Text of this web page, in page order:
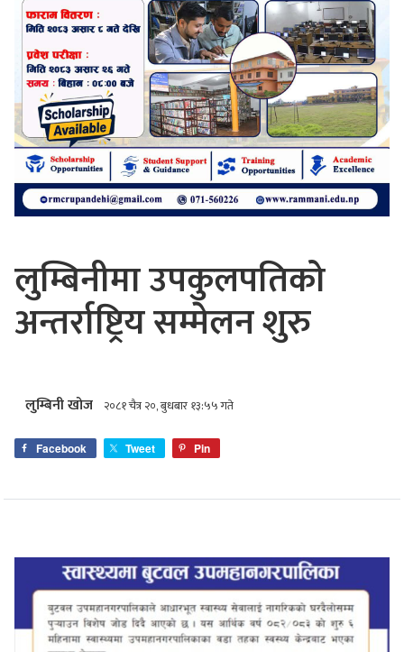
लुम्बिनीमा उपकुलपतिको
अन्तर्राष्ट्रिय सम्मेलन शुरु
लुम्बिनी खोज २०८१ चैत्र २०, बुधबार १३:५५ गते
Facebook Tweet Pin